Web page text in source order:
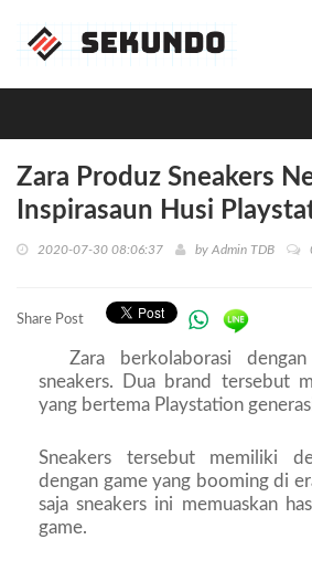
Zara Produz Sneakers
Inspirasaun Husi
2020-07-30 08:06:37 by Admin TDB
Share Post
Zara berkolaborasi
sneakers. Dua brand tersebut
yang bertema Playstation
Sneakers tersebut memiliki
dengan game yang booming di
saja sneakers ini memuaskan
game.